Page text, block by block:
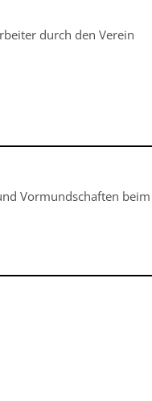
durch den Verein
Vormundschaften